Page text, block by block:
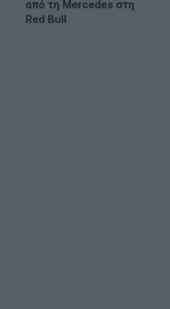
από τη Mercedes στη
Red Bull